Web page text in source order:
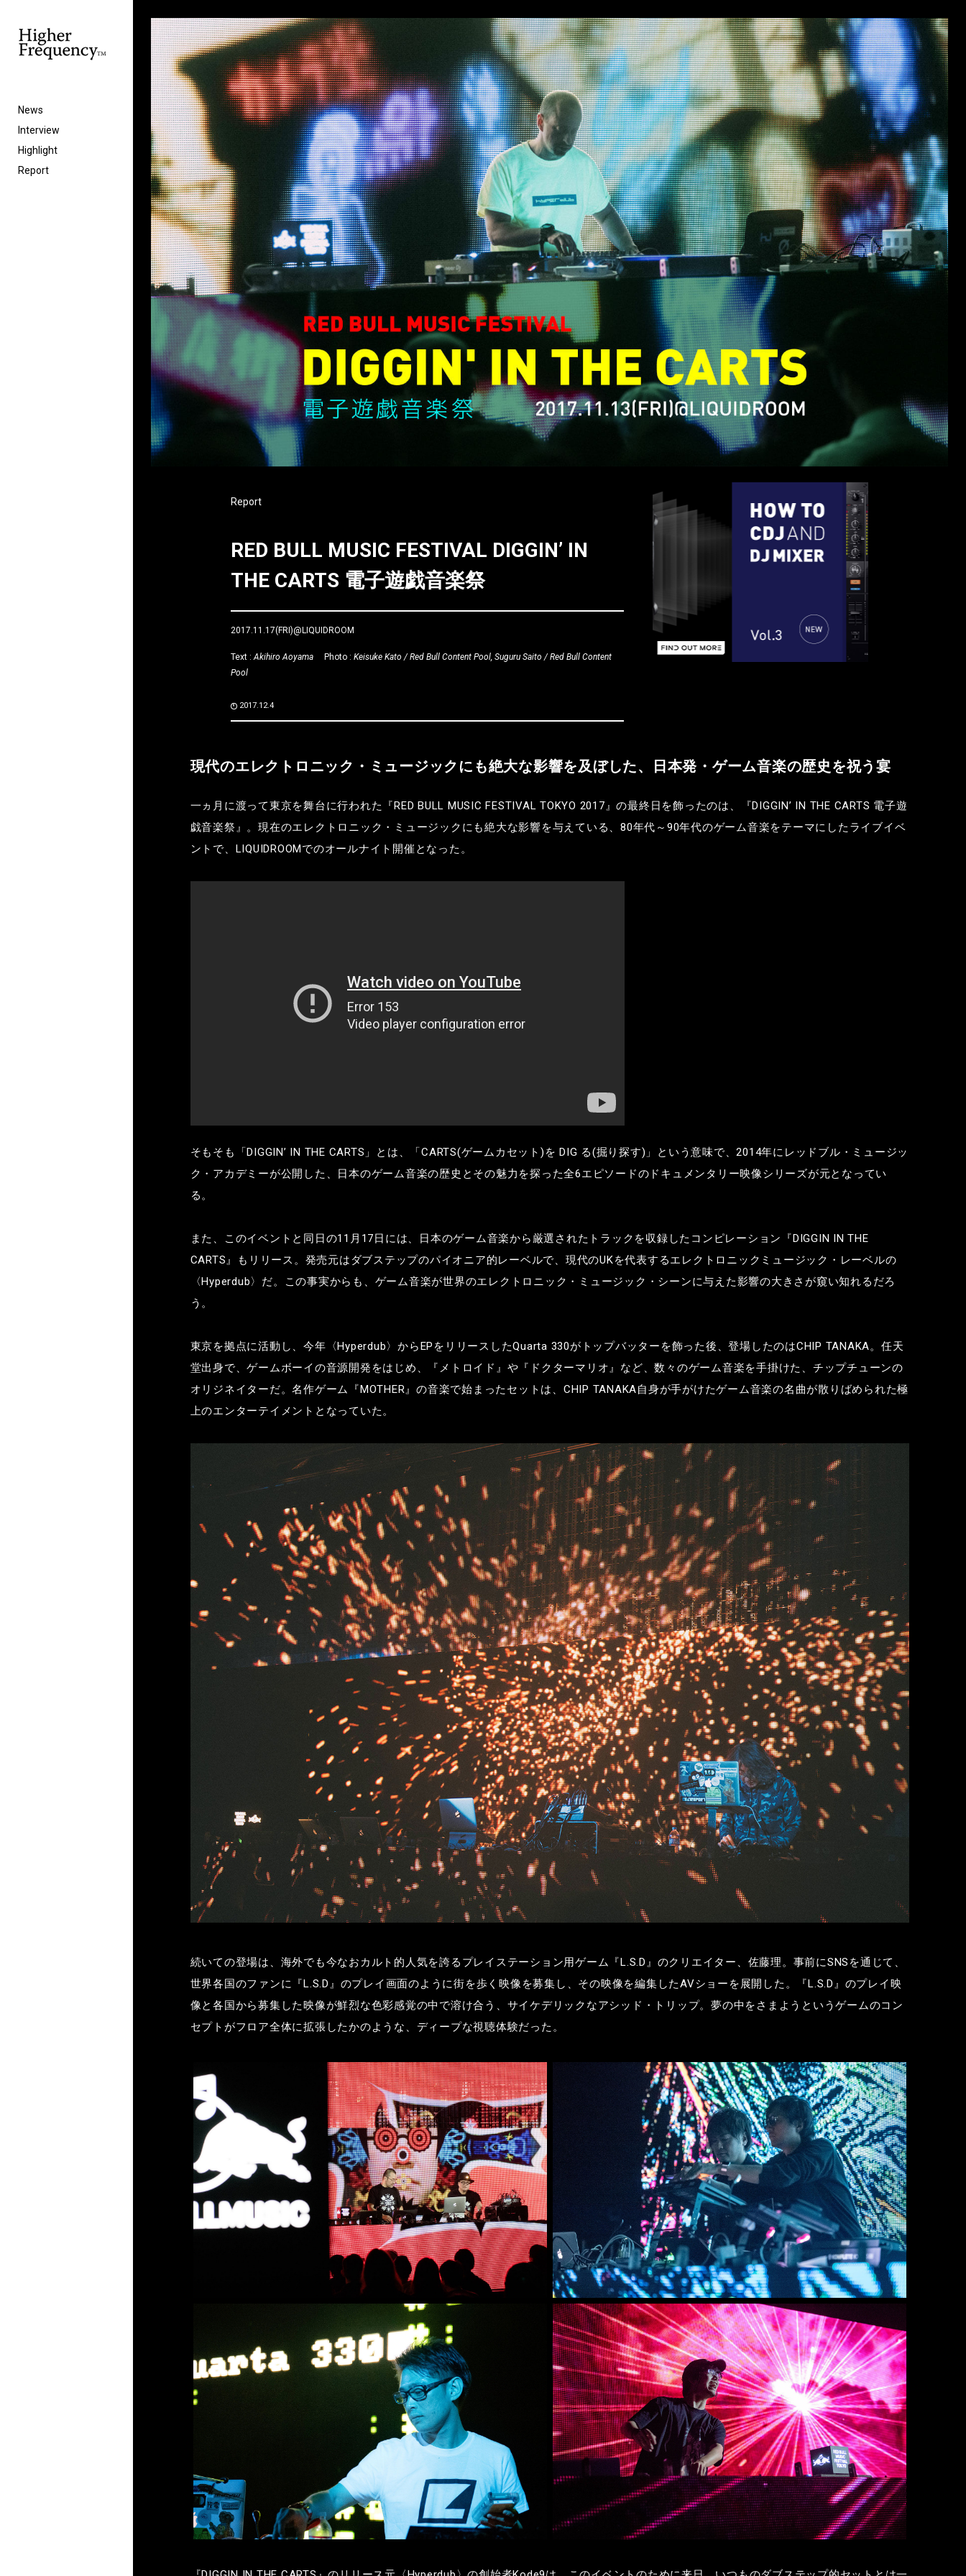
News
Interview
Highlight
Report
Report
RED BULL MUSIC FESTIVAL DIGGIN’ IN
THE CARTS 電子遊戯音楽祭
2017.11.17(FRI)@LIQUIDROOM
Text :Akihiro Aoyama Photo : Keisuke Kato / Red Bull Content Pool, Suguru Saito / Red Bull Content
Pool
2017.12.4
現代のエレクトロニック・ミュージックにも絶大な影響を及ぼした、日本発・ゲーム音楽の歴史を祝う宴
一ヵ月に渡って東京を舞台に行われた『RED BULL MUSIC FESTIVAL TOKYO 2017』の最終日を飾ったのは、『DIGGIN’ IN THE CARTS 電子遊
戯音楽祭』。現在のエレクトロニック・ミュージックにも絶大な影響を与えている、 80年代～ 90年代のゲーム音楽をテーマにしたライブイベ
ントで、 LIQUIDROOMでのオールナイト開催となった。
そもそも「 DIGGIN’ IN THE CARTS 」とは、「 CARTS(ゲームカセット ) を DIG る(掘り探す) 」という意味で、2014年にレッドブル・ミュージッ
ク・アカデミーが公開した、日本のゲーム音楽の歴史とその魅力を探った全6エピソードのドキュメンタリー映像シリーズが元となってい
る。
また、このイベントと同日の11 月 17 日には、日本のゲーム音楽から厳選されたトラックを収録したコンピレーション『 DIGGIN IN THE
CARTS』もリリース。発売元はダブステップのパイオニア的レーベルで、現代のUKを代表するエレクトロニックミュージック・レーベルの
〈 Hyperdub〉 だ。この事実からも、ゲーム音楽が世界のエレクトロニック・ミュージック・シーンに与えた影響の大きさが窺い知れるだろ
う。
東京を拠点に活動し、今年〈 Hyperdub〉 から EP をリリースしたQuarta 330がトップバッターを飾った後、登場したのはCHIP TANAKA。任天
堂出身で、ゲームボーイの音源開発をはじめ、『メトロイド』や『ドクターマリオ』など、数々のゲーム音楽を手掛けた、チップチューンの
オリジネイターだ。名作ゲーム『 MOTHER』の音楽で始まったセットは、 CHIP TANAKA自身が手がけたゲーム音楽の名曲が散りばめられた極
上のエンターテイメントとなっていた。
続いての登場は、海外でも今なおカルト的人気を誇るプレイステーション用ゲーム『L.S.D 』のクリエイター、佐藤理。事前にSNS を通じて、
世界各国のファンに『L.S.D 』のプレイ画面のように街を歩く映像を募集し、その映像を編集したAVショーを展開した。『L.S.D 』のプレイ映
像と各国から募集した映像が鮮烈な色彩感覚の中で溶け合う、サイケデリックなアシッド・トリップ。夢の中をさまようというゲームのコン
セプトがフロア全体に拡張したかのような、ディープな視聴体験だった。